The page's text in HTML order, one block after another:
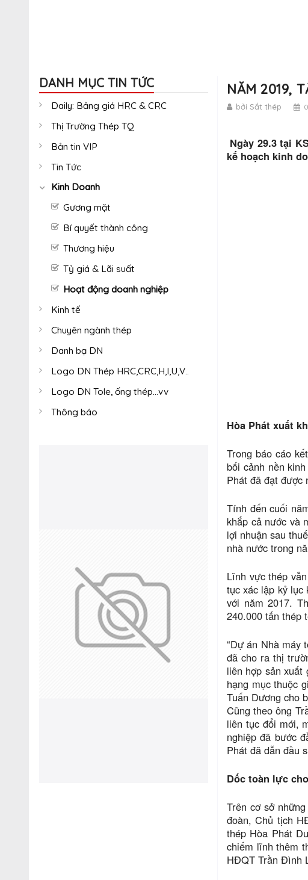
DANH MỤC TIN TỨC
Daily: Bảng giá HRC & CRC
Thị Trường Thép TQ
Bản tin VIP
Tin Tức
Kinh Doanh
Gương mặt
Bí quyết thành công
Thương hiệu
Tỷ giá & Lãi suất
Hoạt động doanh nghiệp
Kinh tế
Chuyên ngành thép
Danh bạ DN
Logo DN Thép HRC,CRC,H,I,U,V..
Logo DN Tole, ống thép...vv
Thông báo
NĂM 2019,
bởi Sắt thép
Ngày 29.3 tại
kế hoạch kinh
Hòa Phát xuất
Trong báo cáo
bối cảnh nền
Phát đã đạt được
Tính đến cuối
khắp cả nước và
lợi nhuận sau
nhà nước trong
Lĩnh vực thép
tục xác lập kỷ lục
với năm 2017.
240.000 tấn thép
“Dự án Nhà máy
đã cho ra thị
liên hợp sản xuất
hạng mục thuộc
Tuấn Dương cho
Cũng theo ông
liên tục đổi mới,
nghiệp đã bước
Phát đã dẫn đầu
Dốc toàn lực
Trên cơ sở
đoàn, Chủ tịch
thép Hòa Phát
chiếm lĩnh thêm
HĐQT Trần Đình